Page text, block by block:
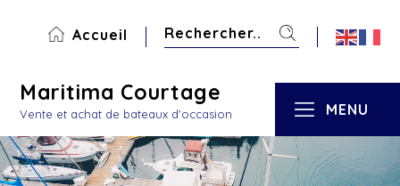
Accueil
Maritima Courtage
Vente et achat de bateaux d'occasion MENU